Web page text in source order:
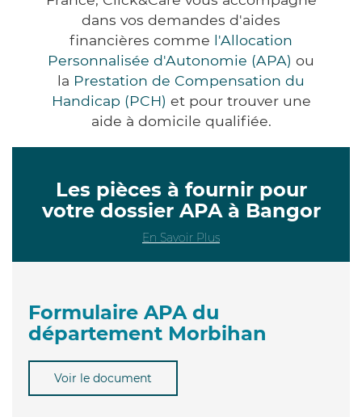
dans vos demandes d'aides
financières comme l'Allocation
Personnalisée d'Autonomie (APA) ou
la Prestation de Compensation du
Handicap (PCH) et pour trouver une
aide à domicile qualifiée.
Les pièces à fournir pour
votre dossier APA à Bangor
En Savoir Plus
Formulaire APA du
département Morbihan
Voir le document